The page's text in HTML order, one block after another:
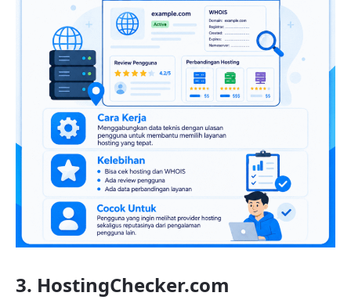
3. HostingChecker.com